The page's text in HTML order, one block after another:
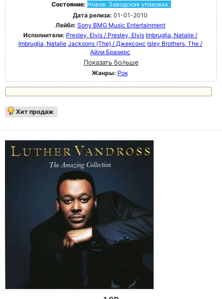
Состояние: Новое. Заводская упаковка.
Дата релиза: 01-01-2010
Лейбл: Sony BMG Music Entertainment
Исполнители: Presley, Elvis / Presley, Elvis Imbruglia, Natalie /
Imbruglia, Natalie Jacksons (The) / Джексонс Isley Brothers, The /
Айли Бразерс
Показать больше
Жанры: Рок
Хит продаж